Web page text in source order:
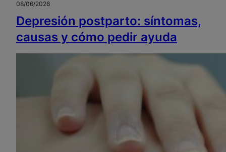
08/06/2026
Depresión postparto: síntomas,
causas y cómo pedir ayuda